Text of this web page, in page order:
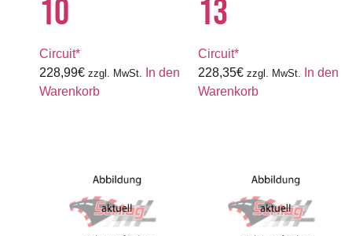
10
Circuit*
228,99€ zzgl. MwSt.
In den
Warenkorb
13
Circuit*
228,35€ zzgl. MwSt.
In den
Warenkorb